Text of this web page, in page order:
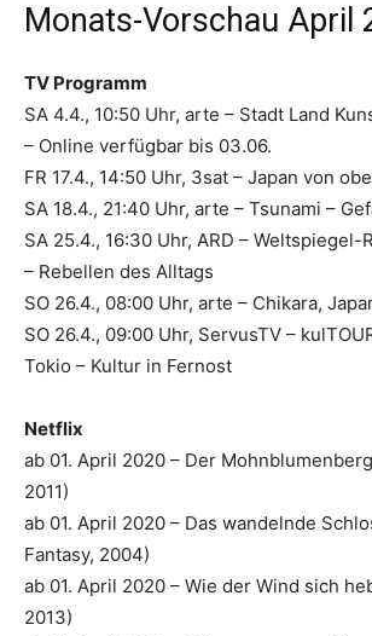
Monats-Vorschau April
TV Programm
SA 4.4., 10:50 Uhr, arte – Stadt Land
– Online verfügbar bis 03.06.
FR 17.4., 14:50 Uhr, 3sat – Japan von
SA 18.4., 21:40 Uhr, arte – Tsunami –
SA 25.4., 16:30 Uhr, ARD – Weltspiegel-
– Rebellen des Alltags
SO 26.4., 08:00 Uhr, arte – Chikara,
SO 26.4., 09:00 Uhr, ServusTV –
Tokio – Kultur in Fernost
Netflix
ab 01. April 2020 – Der
2011)
ab 01. April 2020 – Das wandelnde
Fantasy, 2004)
ab 01. April 2020 – Wie der Wind sich
2013)